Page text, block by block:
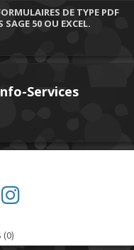
DE TYPE PDF
50 OU EXCEL.
Services

(0)